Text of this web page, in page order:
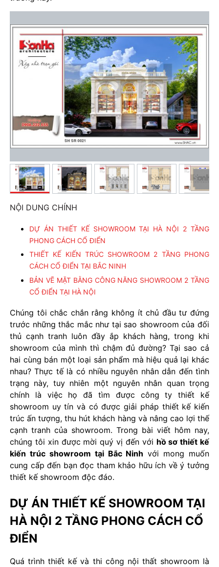
NỘI DUNG CHÍNH
DỰ ÁN THIẾT KẾ SHOWROOM TẠI HÀ NỘI 2 TẦNG
PHONG CÁCH CỔ ĐIỂN
THIẾT KẾ KIẾN TRÚC SHOWROOM 2 TẦNG PHONG
CÁCH CỔ ĐIỂN TẠI BẮC NINH
BẢN VẼ MẶT BẰNG CÔNG NĂNG SHOWROOM 2 TẦNG
CỔ ĐIỂN TẠI HÀ NỘI
Chúng tôi chắc chắn rằng không ít chủ đầu tư đứng
trước những thắc mắc như tại sao showroom của đối
thủ cạnh tranh luôn đầy ắp khách hàng, trong khi
showroom của mình thì chậm đủ đường? Tại sao cả
hai cùng bán một loại sản phẩm mà hiệu quả lại khác
nhau? Thực tế là có nhiều nguyên nhân dẫn đến tình
trạng này, tuy nhiên một nguyên nhân quan trọng
chính là việc họ đã tìm được công ty thiết kế
showroom uy tín và có được giải pháp thiết kế kiến
trúc ấn tượng, thu hút khách hàng và nâng cao lợi thế
cạnh tranh của showroom. Trong bài viết hôm nay,
chúng tôi xin được mời quý vị đến với hồ sơ thiết kế
kiến trúc showroom tại Bắc Ninh với mong muốn
cung cấp đến bạn đọc tham khảo hữu ích về ý tưởng
thiết kế showroom độc đáo.
DỰ ÁN THIẾT KẾ SHOWROOM TẠI
HÀ NỘI 2 TẦNG PHONG CÁCH CỔ
ĐIỂN
Quá trình thiết kế và thi công nội thất showroom là